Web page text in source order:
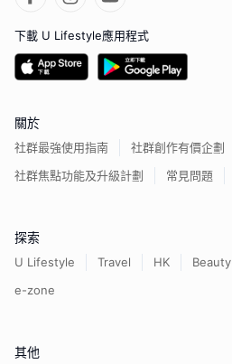
下載 U Lifestyle應用程式
關於
社群最強使用指南
社群創作有價企劃
社群焦點功能及升級計劃
常見問題
探索
U Lifestyle Travel HK Beauty
e-zone
其他